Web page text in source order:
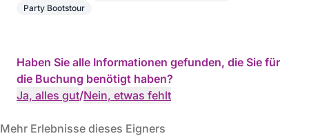
Party Bootstour
Haben Sie alle Informationen gefunden, die Sie für
die Buchung benötigt haben?
Ja, alles gut/Nein, etwas fehlt
Mehr Erlebnisse dieses Eigners